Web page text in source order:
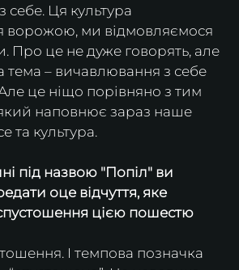
Ця культура
ворожою, ми відмовляємося
Про це не дуже говорять, але
– вичавлювання з себе
це ніщо порівняно з тим
наповнює зараз наше
та культура.
під назвою "Попіл" ви
оце відчуття, яке
цією пошестю
І темпова позначка